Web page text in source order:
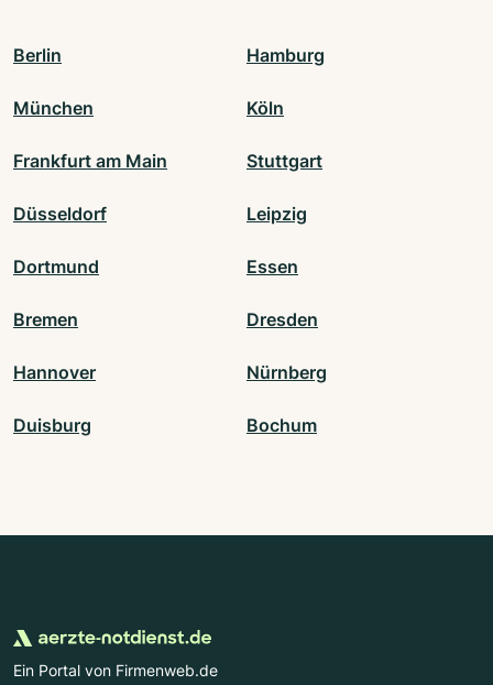
Berlin Hamburg
München Köln
Frankfurt am Main Stuttgart
Düsseldorf Leipzig
Dortmund Essen
Bremen Dresden
Hannover Nürnberg
Duisburg Bochum
Ein Portal von Firmenweb.de